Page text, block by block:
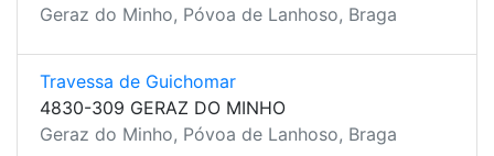
Geraz do Minho, Póvoa de Lanhoso, Braga
Travessa de Guichomar
4830-309 GERAZ DO MINHO
Geraz do Minho, Póvoa de Lanhoso, Braga